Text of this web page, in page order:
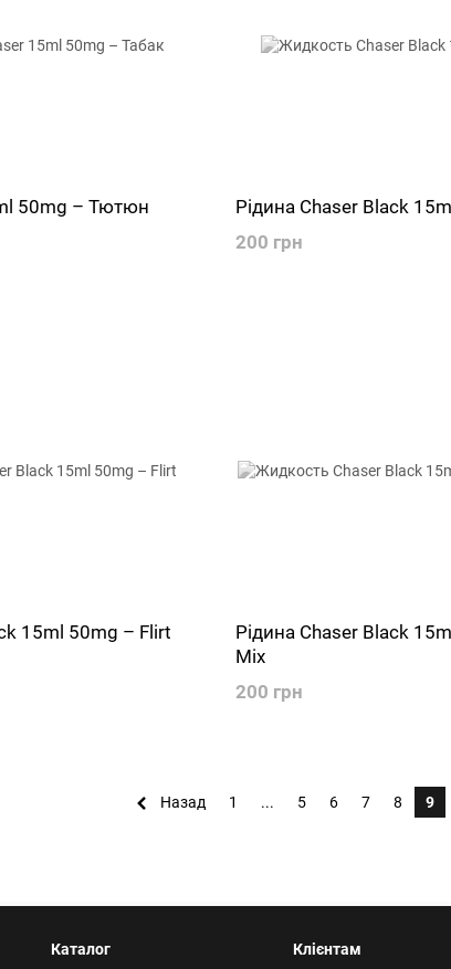
50mg – Тютюн
Рідина Chaser Black
200 грн
15ml 50mg – Flirt
Рідина Chaser Black
Mix
200 грн
Назад 1 ... 5 6 7 8 9
Каталог Клієнтам